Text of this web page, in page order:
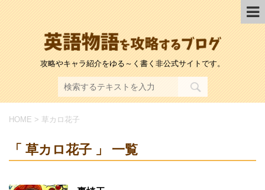
攻略やキャラ紹介をゆる～く書く非公式サイトです。
HOME > 草カロ花子
「 草カロ花子 」 一覧